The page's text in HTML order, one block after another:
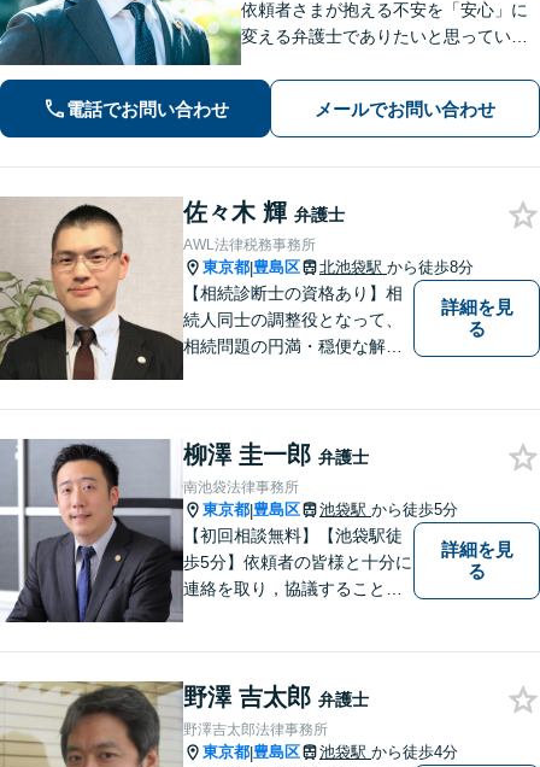
依頼者さまが抱える不安を「安心」に
変える弁護士でありたいと思っていま
依頼者さまと密にコミュニケーション
を取ることを大切にしています。【休
日・夜間面談可】【メール・WEB相談
可】
電話でお問い合わせ メールでお問い合わせ
佐々木 輝 弁護士
AWL法律税務事務所
東京都|豊島区 北池袋駅 から徒歩8分
【相続診断士の資格あり】相
続人同士の調整役となって、
相続問題の円満・穏便な解決
棄などお任せください【池袋8
分】交通事故・借金問題にも
対応
詳細を見
る
柳澤 圭一郎 弁護士
南池袋法律事務所
東京都|豊島区 池袋駅 から徒歩5分
【初回相談無料】【池袋駅徒
歩5分】依頼者の皆様と十分に
連絡を取り，協議することを
りの方は、お気軽にご相談下
さい。
詳細を見
る
野澤 吉太郎 弁護士
野澤吉太郎法律事務所
東京都|豊島区 池袋駅 から徒歩4分